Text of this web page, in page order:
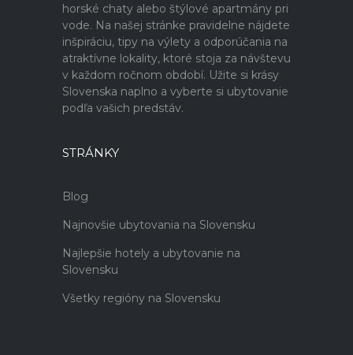
horské chaty alebo štýlové apartmány pri
vode. Na našej stránke pravidelne nájdete
inšpiráciu, tipy na výlety a odporúčania na
atraktívne lokality, ktoré stoja za návštevu
v každom ročnom období. Užite si krásy
Slovenska naplno a vyberte si ubytovanie
podľa vašich predstáv.
STRÁNKY
Blog
Najnovšie ubytovania na Slovensku
Najlepšie hotely a ubytovanie na
Slovensku
Všetky regióny na Slovensku